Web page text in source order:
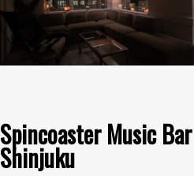
Spincoaster Music Bar
Shinjuku